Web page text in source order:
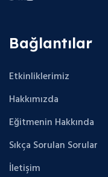
Bağlantılar
Etkinliklerimiz
Hakkımızda
Eğitmenin Hakkında
Sıkça Sorulan Sorular
İletişim